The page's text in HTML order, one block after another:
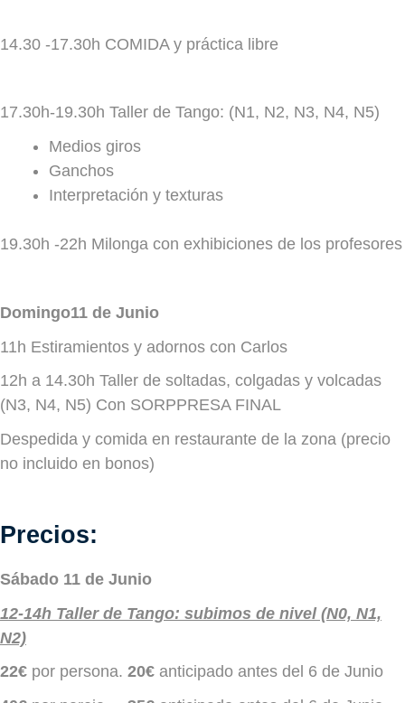
14.30 -17.30h COMIDA y práctica libre
17.30h-19.30h Taller de Tango: (N1, N2, N3, N4, N5)
Medios giros
Ganchos
Interpretación y texturas
19.30h -22h Milonga con exhibiciones de los profesores
Domingo11 de Junio
11h Estiramientos y adornos con Carlos
12h a 14.30h Taller de soltadas, colgadas y volcadas
(N3, N4, N5) Con SORPPRESA FINAL
Despedida y comida en restaurante de la zona (precio
no incluido en bonos)
Precios:
Sábado 11 de Junio
12-14h Taller de Tango: subimos de nivel (N0, N1,
N2)
22€ por persona. 20€ anticipado antes del 6 de Junio